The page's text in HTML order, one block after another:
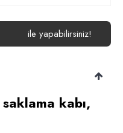
ile yapabilirsiniz!
kabı,